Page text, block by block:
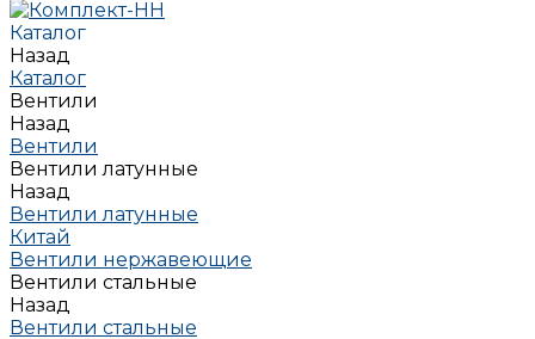
Каталог
Назад
Каталог
Вентили
Назад
Вентили
Вентили латунные
Назад
Вентили латунные
Китай
Вентили нержавеющие
Вентили стальные
Назад
Вентили стальные